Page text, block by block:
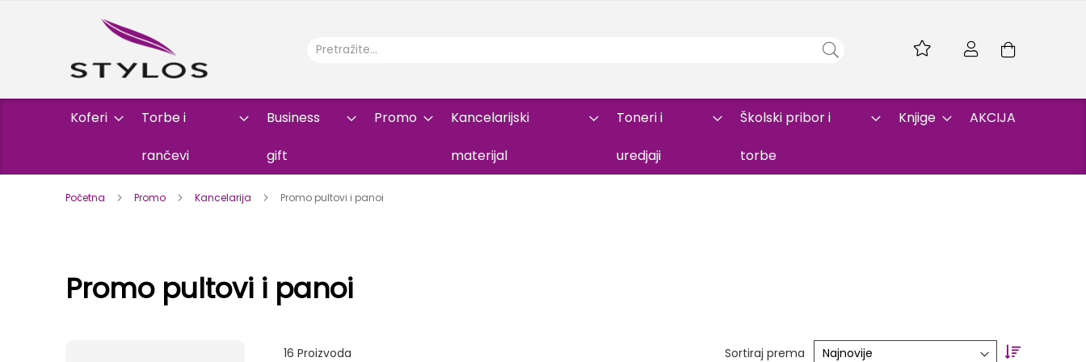
Skip
Koferi Torbe i
rančevi
Business
gift
Promo Kancelarijski
materijal
Toneri i
uredjaji
Školski pribor i
torbe
Knjige AKCIJA
Početna Promo Kancelarija Promo pultovi i panoi
Promo pultovi i panoi
16 Proizvoda Sortiraj prema
Set